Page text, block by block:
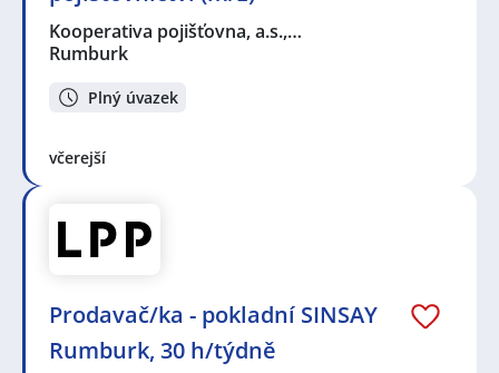
Kooperativa pojišťovna, a.s.,…
Rumburk
Plný úvazek
včerejší
Prodavač/ka - pokladní SINSAY
Rumburk, 30 h/týdně